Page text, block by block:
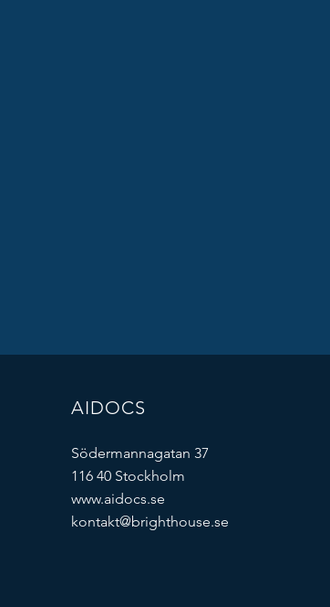
AIDOCS
Södermannagatan 37
116 40 Stockholm
www.aidocs.se
kontakt@brighthouse.se